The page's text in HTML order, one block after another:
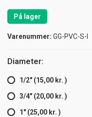
På lager
Varenummer: GG-PVC-S-I
Diameter:
1/2" (15,00 kr. )
3/4" (20,00 kr. )
1" (25,00 kr. )